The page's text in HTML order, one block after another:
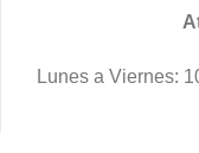
Lunes a Viernes: